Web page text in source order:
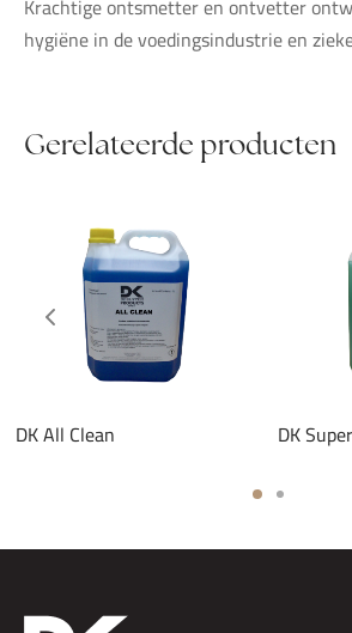
Krachtige ontsmetter en ontvetter
hygiëne in de voedingsindustrie en
Gerelateerde producten
DK All Clean DK